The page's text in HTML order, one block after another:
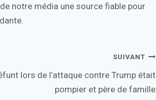
notre média une source fiable pour
SUIVANT
lors de l’attaque contre Trump était
pompier et père de famille